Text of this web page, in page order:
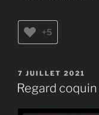
+5
PUBLIÉ
LE
7 JUILLET 2021
Regard coquin